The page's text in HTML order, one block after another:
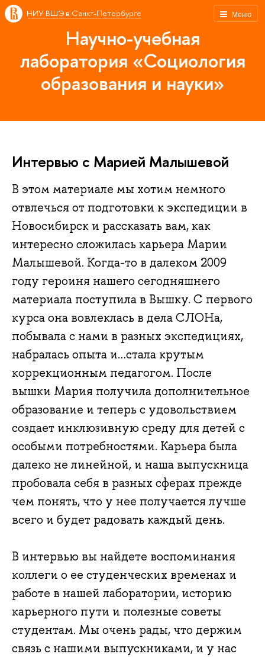
Меню
НИУ ВШЭ в Санкт-Петербурге
Научно-учебная
лаборатория «Социология
образования и науки»
Интервью с Марией Малышевой
В этом материале мы хотим немного
отвлечься от подготовки к экспедиции в
Новосибирск и рассказать вам, как
интересно сложилась карьера Марии
Малышевой. Когда-то в далеком 2009
году героиня нашего сегодняшнего
материала поступила в Вышку. С первого
курса она вовлеклась в дела СЛОНа,
побывала с нами в разных экспедициях,
набралась опыта и…стала крутым
коррекционным педагогом. После
вышки Мария получила дополнительное
образование и теперь с удовольствием
создает инклюзивную среду для детей с
особыми потребностями. Карьера была
далеко не линейной, и наша выпускница
пробовала себя в разных сферах прежде
чем понять, что у нее получается лучше
всего и будет радовать каждый день.
В интервью вы найдете воспоминания
коллеги о ее студенческих временах и
работе в нашей лаборатории, историю
карьерного пути и полезные советы
студентам. Мы очень рады, что держим
связь с нашими выпускниками, и у нас